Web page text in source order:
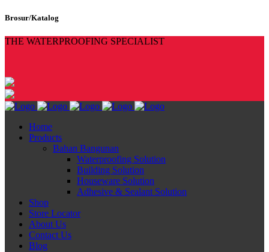
Brosur/Katalog
THE WATERPROOFING SPECIALIST
Home
Products
Bahan Bangunan
Waterproofing Solution
Building Solution
Houseware Solution
Adhesive & Sealant Solution
Shop
Store Locator
About Us
Contact Us
Blog